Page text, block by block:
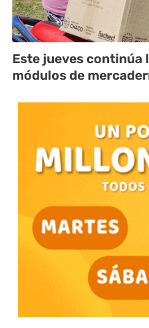
Este jueves continúa
módulos de